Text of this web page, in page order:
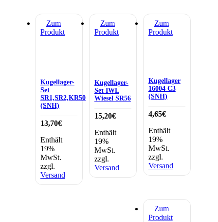
Zum
Produkt
Kugellager-
Set
SR1,SR2,KR50
(SNH)
13,70€
Enthält
19%
MwSt.
zzgl.
Versand
Zum
Produkt
Kugellager-
Set IWL
Wiesel SR56
15,20€
Enthält
19%
MwSt.
zzgl.
Versand
Zum
Produkt
Kugellager
16004 C3
(SNH)
4,65€
Enthält
19%
MwSt.
zzgl.
Versand
Zum
Produkt